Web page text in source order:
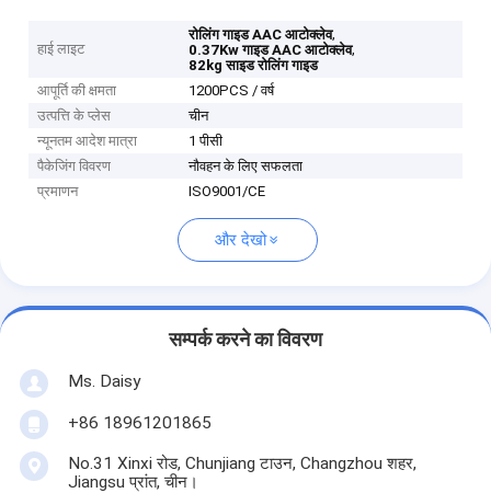
हाई लाइट
रोलिंग गाइड AAC आटोक्लेव,
0.37Kw गाइड AAC आटोक्लेव,
82kg साइड रोलिंग गाइड
आपूर्ति की क्षमता
1200PCS / वर्ष
उत्पत्ति के प्लेस
चीन
न्यूनतम आदेश मात्रा
1 पीसी
पैकेजिंग विवरण
नौवहन के लिए सफलता
प्रमाणन
ISO9001/CE
और देखो
सम्पर्क करने का विवरण
Ms. Daisy
+86 18961201865
No.31 Xinxi रोड, Chunjiang टाउन, Changzhou शहर,
Jiangsu प्रांत, चीन।